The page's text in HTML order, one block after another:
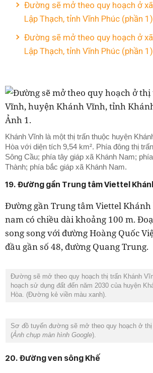
Đường sẽ mở theo quy hoạch ở
Lập Thạch, tỉnh Vĩnh Phúc (phần 1)
Đường sẽ mở theo quy hoạch ở
Lập Thạch, tỉnh Vĩnh Phúc (phần 1)
Khánh Vĩnh là một thị trấn thuộc huyện
Hòa với diện tích 9,54 km². Phía đông thị
Sông Cầu; phía tây giáp xã Khánh Nam;
Thành; phía bắc giáp xã Khánh Nam.
19. Đường gần Trung tâm Viettel
Đường gần Trung tâm Viettel
nam có chiều dài khoảng 100 m.
song song với đường Hoàng Quốc
đầu gần số 48, đường Quang Trung.
Đường sẽ mở theo quy hoạch thị trấn Khánh
hoạch sử dụng đất đến năm 2030 của huyện
Hòa. (Đường kẻ viền màu xanh).
Sơ đồ tuyến đường sẽ mở theo quy hoạch ở thị
(Ảnh chụp màn hình Google).
20. Đường ven sông Khế